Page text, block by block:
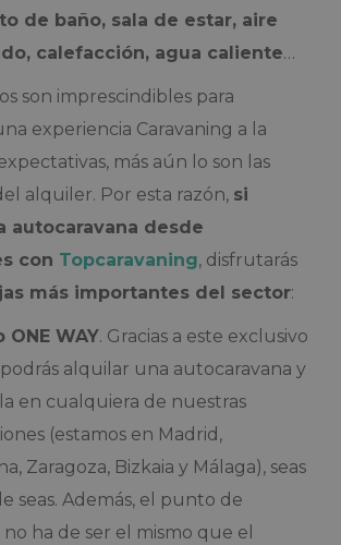
de baño, sala de estar, aire
calefacción, agua caliente…
son imprescindibles para
experiencia Caravaning a la
más aún lo son las
alquiler. Por esta razón, si
autocaravana desde
con Topcaravaning, disfrutarás
más importantes del sector:
ONE WAY. Gracias a este exclusivo
podrás alquilar una autocaravana y
en cualquiera de nuestras
(estamos en Madrid,
Zaragoza, Bizkaia y Málaga), seas
seas. Además, el punto de
ha de ser el mismo que el